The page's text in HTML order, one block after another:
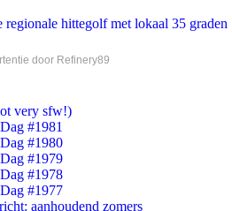
hittegolf met lokaal 35 graden
door Refinery89
very sfw!)
#1981
#1980
#1979
#1978
#1977
aanhoudend zomers